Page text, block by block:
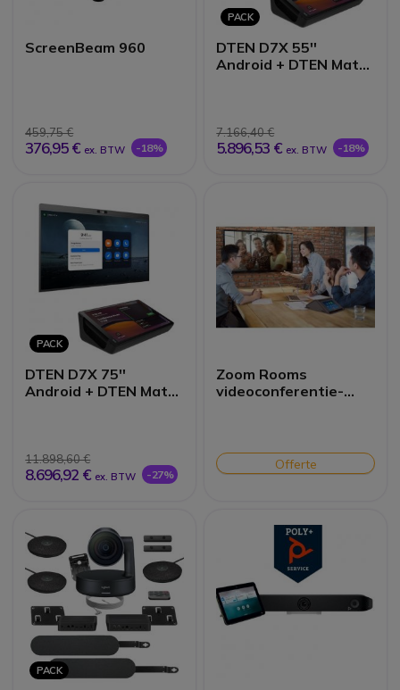
ScreenBeam 960
459,75 €
376,95 € ex. BTW -18%
PACK
DTEN D7X 55''
Android + DTEN Mate
7.166,40 €
5.896,53 € ex. BTW -18%
PACK
DTEN D7X 75''
Android + DTEN Mate
11.898,60 €
8.696,92 € ex. BTW -27%
Zoom Rooms
videoconferentie-
Offerte
PACK